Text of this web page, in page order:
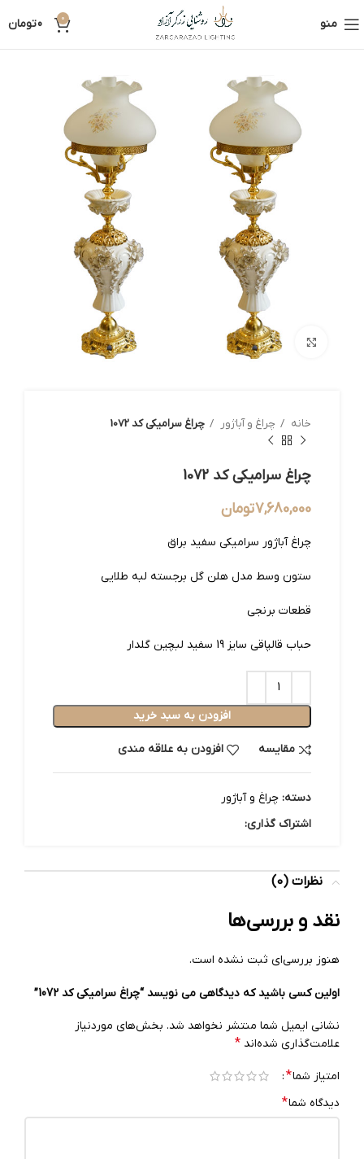
منو 0
0تومان
بزرگنمایی تصویر
خانه چراغ و آباژور چراغ سرامیکی کد 1072
چراغ سرامیکی کد 1072
7,680,000تومان
چراغ آباژور سرامیکی سفید براق
ستون وسط مدل هلن گل برجسته لبه طلایی
قطعات برنجی
حباب قالپاقی سایز 19 سفید لبچین گلدار
افزودن به سبد خرید
مقایسه افزودن به علاقه مندی
دسته: چراغ و آباژور
اشتراک گذاری:
نظرات (0)
نقد و بررسی‌ها
هنوز بررسی‌ای ثبت نشده است.
اولین کسی باشید که دیدگاهی می نویسد “چراغ سرامیکی کد 1072”
نشانی ایمیل شما منتشر نخواهد شد. بخش‌های موردنیاز
علامت‌گذاری شده‌اند *
امتیاز شما*
دیدگاه شما*